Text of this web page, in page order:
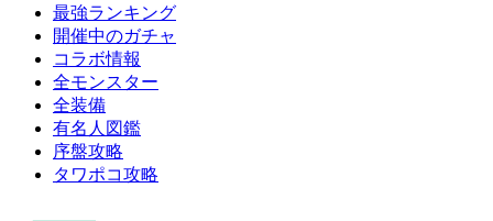
最強ランキング
開催中のガチャ
コラボ情報
全モンスター
全装備
有名人図鑑
序盤攻略
タワポコ攻略